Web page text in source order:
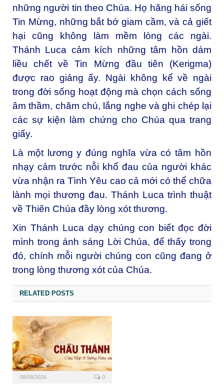
những người tin theo Chúa. Họ hăng hái sống
Tin Mừng, những bắt bớ giam cầm, và cả giết
hại cũng không làm mềm lòng các ngài.
Thánh Luca cảm kích những tâm hồn dám
liều chết về Tin Mừng đầu tiên (Kerigma)
được rao giảng ấy. Ngài không kể về ngài
trong đời sống hoạt động mà chọn cách sống
âm thầm, chăm chú, lắng nghe và ghi chép lại
các sự kiện làm chứng cho Chúa qua trang
giấy.
Là một lương y đúng nghĩa vừa có tâm hồn
nhạy cảm trước nỗi khổ đau của người khác
vừa nhận ra Tình Yêu cao cả mới có thể chữa
lành mọi thương đau. Thánh Luca trình thuật
về Thiên Chúa đầy lòng xót thương.
Xin Thánh Luca dạy chúng con biết đọc đời
mình trong ánh sáng Lời Chúa, để thấy trong
đó, chính mỗi người chúng con cũng đang ở
trong lòng thương xót của Chúa.
RELATED POSTS
08/08/2026 0